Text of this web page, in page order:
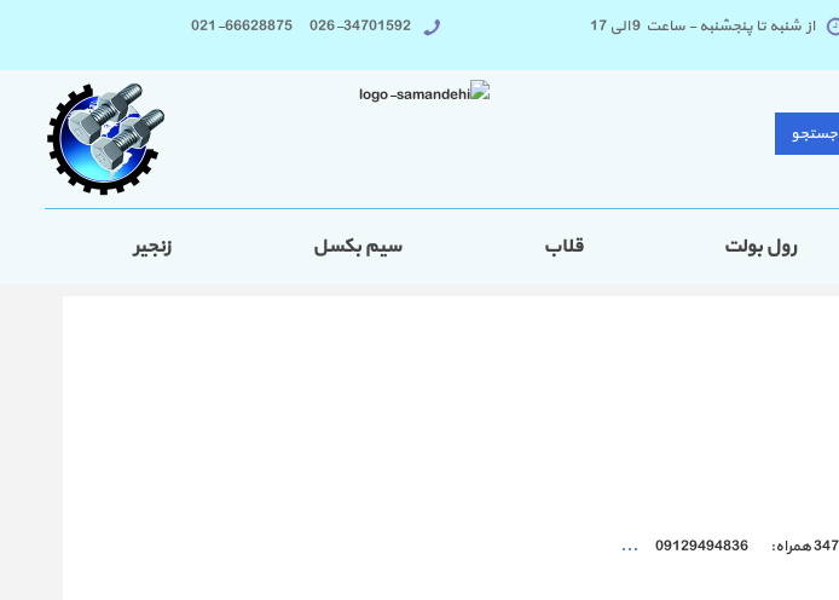
026-34701592 021-66628875 از شنبه تا پنجشنبه - ساعت 9 الی 17
جستجو
رول بولت قلاب سیم بکسل زنجیر
...